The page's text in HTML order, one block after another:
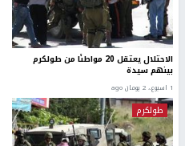
الاحتلال يعتقل 20 مواطنًا من طولكرم
بينهم سيدة
1 اسبوع.، 2 يومان ago
طولكرم